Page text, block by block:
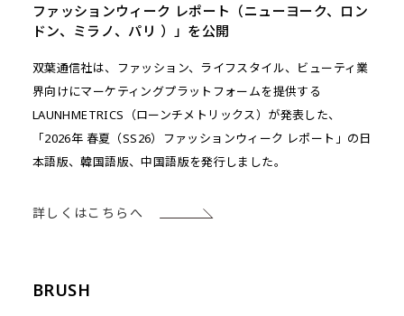
ファッションウィーク レポート（ニューヨーク、ロン
ドン、ミラノ、パリ ）」を公開
双葉通信社は、ファッション、ライフスタイル、ビューティ業
界向けにマーケティングプラットフォームを提供する
LAUNHMETRICS（ローンチメトリックス）が発表した、
「2026年 春夏（SS26）ファッションウィーク レポート」の日
本語版、韓国語版、中国語版を発行しました。
詳しくはこちらへ
BRUSH